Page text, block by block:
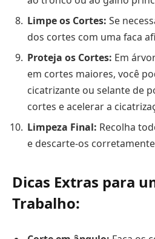
Limpe os Cortes: Se
dos cortes com uma faca
Proteja os Cortes: Em
em cortes maiores, você
cicatrizante ou selante de
cortes e acelerar a
Limpeza Final: Recolha
e descarte-os
Dicas Extras para
Trabalho: